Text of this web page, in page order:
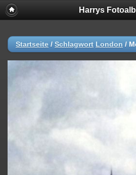
Harrys
Startseite / Schlagwort London /